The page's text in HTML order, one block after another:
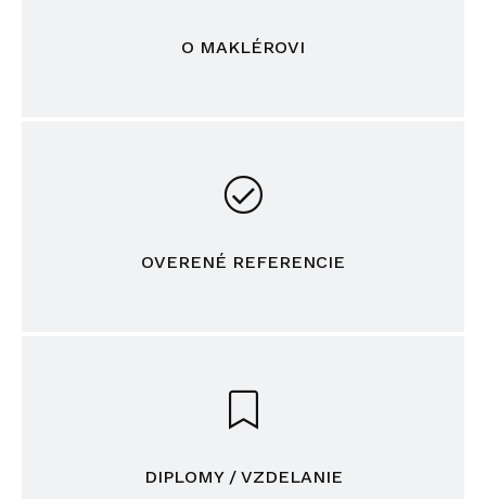
O MAKLÉROVI
OVERENÉ REFERENCIE
DIPLOMY / VZDELANIE